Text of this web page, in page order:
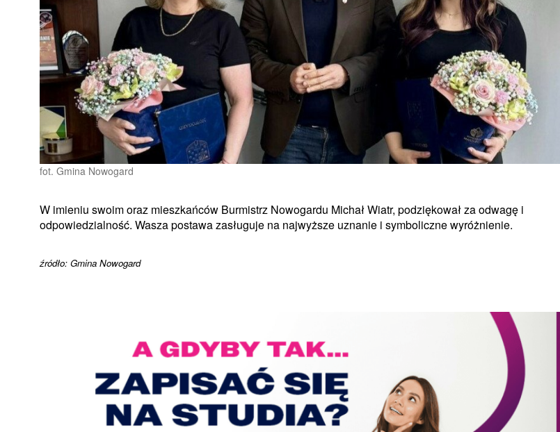
fot. Gmina Nowogard
W imieniu swoim oraz mieszkańców Burmistrz Nowogardu Michał Wiatr, podziękował za odwagę i
odpowiedzialność. Wasza postawa zasługuje na najwyższe uznanie i symboliczne wyróżnienie.
źródło: Gmina Nowogard